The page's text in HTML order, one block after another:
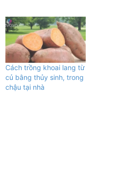
Cách trồng khoai lang từ
củ bằng thủy sinh, trong
chậu tại nhà